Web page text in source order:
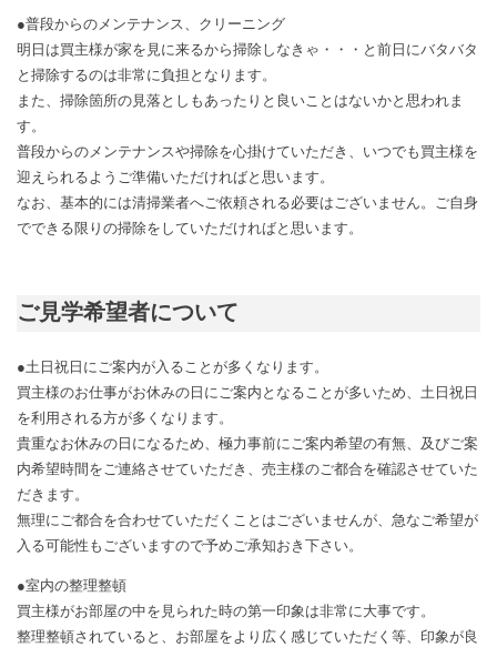
●普段からのメンテナンス、クリーニング
明日は買主様が家を見に来るから掃除しなきゃ・・・と前日にバタバタ
と掃除するのは非常に負担となります。
また、掃除箇所の見落としもあったりと良いことはないかと思われま
す。
普段からのメンテナンスや掃除を心掛けていただき、いつでも買主様を
迎えられるようご準備いただければと思います。
なお、基本的には清掃業者へご依頼される必要はございません。ご自身
でできる限りの掃除をしていただければと思います。
ご見学希望者について
●土日祝日にご案内が入ることが多くなります。
買主様のお仕事がお休みの日にご案内となることが多いため、土日祝日
を利用される方が多くなります。
貴重なお休みの日になるため、極力事前にご案内希望の有無、及びご案
内希望時間をご連絡させていただき、売主様のご都合を確認させていた
だきます。
無理にご都合を合わせていただくことはございませんが、急なご希望が
入る可能性もございますので予めご承知おき下さい。
●室内の整理整頓
買主様がお部屋の中を見られた時の第一印象は非常に大事です。
整理整頓されていると、お部屋をより広く感じていただく等、印象が良